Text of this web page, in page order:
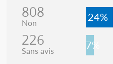
808
Non 24%
226
Sans avis 7%